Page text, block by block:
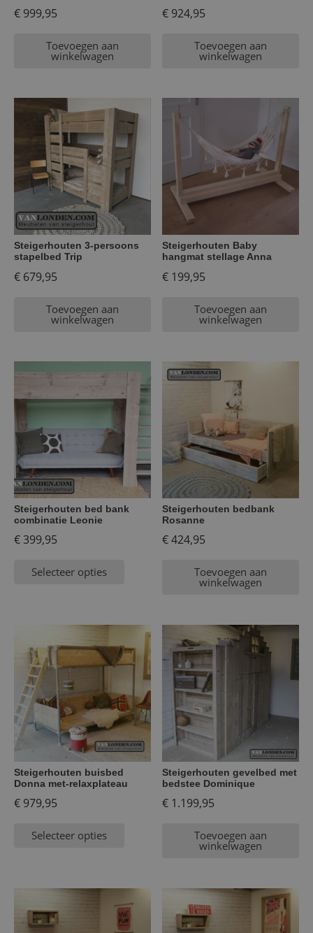
€ 999,95
Toevoegen aan
winkelwagen
€ 924,95
Toevoegen aan
winkelwagen
Steigerhouten 3-persoons
stapelbed Trip
€ 679,95
Toevoegen aan
winkelwagen
Steigerhouten Baby
hangmat stellage Anna
€ 199,95
Toevoegen aan
winkelwagen
Steigerhouten bed bank
combinatie Leonie
€399,95
Selecteer opties
Steigerhouten bedbank
Rosanne
€424,95
Toevoegen aan
winkelwagen
Steigerhouten buisbed
Donna met-relaxplateau
€ 979,95
Selecteer opties
Steigerhouten gevelbed met
bedstee Dominique
€ 1.199,95
Toevoegen aan
winkelwagen